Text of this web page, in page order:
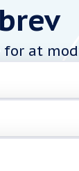
at